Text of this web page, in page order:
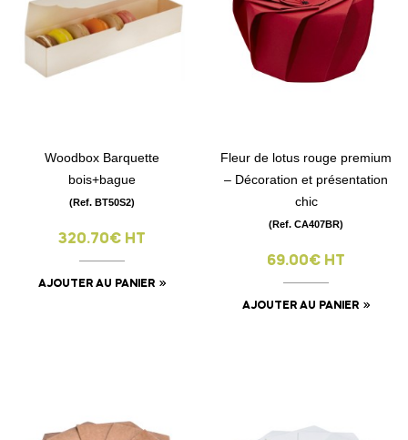
Woodbox Barquette
bois+bague
(Ref. BT50S2)
320.70€ HT
AJOUTER AU PANIER
Fleur de lotus rouge premium
– Décoration et présentation
chic
(Ref. CA407BR)
69.00€ HT
AJOUTER AU PANIER